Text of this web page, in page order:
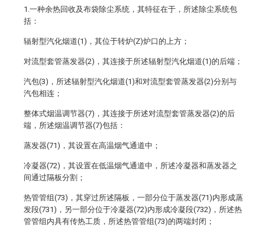
1.一种余热回收及布袋除尘系统，其特征在于，所述除尘系统包
括：
辐射型汽化烟道(1)，其位于转炉(Z)炉口的上方；
对流型套管蒸发器(2)，其连接于所述辐射型汽化烟道(1)的后端；
汽包(3)，所述辐射型汽化烟道(1)和对流型套管蒸发器(2)分别与
汽包相连；
整体式烟温调节器(7)，其连接于所述对流型套管蒸发器(2)的后
端，所述烟温调节器(7)包括：
蒸发器(71)，其设置在高温烟气通道中；
冷凝器(72)，其设置在低温烟气通道中，所述冷凝器和蒸发器之
间通过隔板分割；
热管管组(73)，其穿过所述隔板，一部分位于蒸发器(71)内形成蒸
发段(731)，另一部分位于冷凝器(72)内形成冷凝段(732)，所述热
管管组内具有传热工质，所述热管管组(73)的两端封闭；